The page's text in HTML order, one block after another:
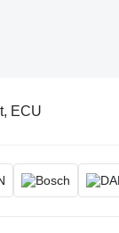
ECU